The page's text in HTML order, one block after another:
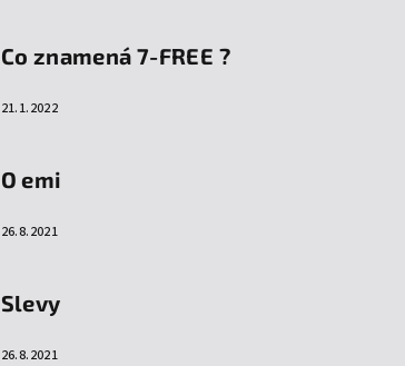
Co znamená 7-FREE ?
21.1.2022
O emi
26.8.2021
Slevy
26.8.2021